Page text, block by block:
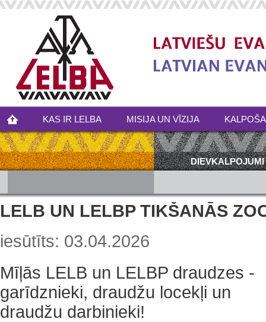
KAS IR LELBA MISIJA UN VĪZIJA
DIEVKALPOJUMI
LELB UN LELBP TIKŠANĀS
iesūtīts: 03.04.2026
Mīļās LELB un LELBP draudzes -
garīdznieki, draudžu locekļi un
draudžu darbinieki!